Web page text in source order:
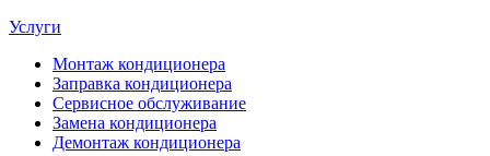
Услуги
Монтаж кондиционера
Заправка кондиционера
Сервисное обслуживание
Замена кондиционера
Демонтаж кондиционера